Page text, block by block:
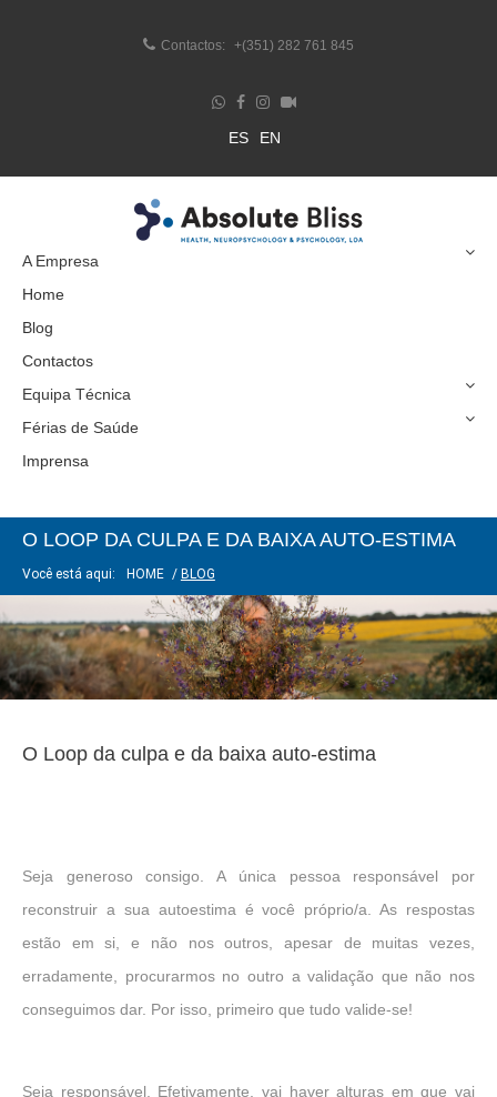
Contactos: +(351) 282 761 845
ES EN
A Empresa
Home
Blog
Contactos
Equipa Técnica
Férias de Saúde
Imprensa
O LOOP DA CULPA E DA BAIXA AUTO-ESTIMA
Você está aqui: HOME / BLOG
O Loop da culpa e da baixa auto-estima
Seja generoso consigo. A única pessoa responsável por
reconstruir a sua autoestima é você próprio/a. As respostas
estão em si, e não nos outros, apesar de muitas vezes,
erradamente, procurarmos no outro a validação que não nos
conseguimos dar. Por isso, primeiro que tudo valide-se!
Seja responsável. Efetivamente, vai haver alturas em que vai